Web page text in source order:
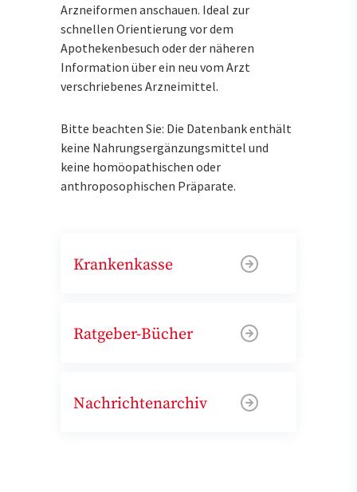
Arzneiformen anschauen. Ideal zur
schnellen Orientierung vor dem
Apothekenbesuch oder der näheren
Information über ein neu vom Arzt
verschriebenes Arzneimittel.
Bitte beachten Sie: Die Datenbank enthält
keine Nahrungsergänzungsmittel und
keine homöopathischen oder
anthroposophischen Präparate.
Krankenkasse
Ratgeber-Bücher
Nachrichtenarchiv